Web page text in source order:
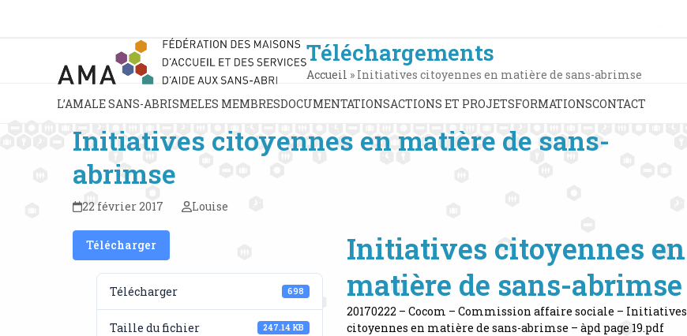
L’AMALE SANS-ABRISMELES MEMBRESDOCUMENTATIONSACTIONS ET PROJETSFORMATIONSCONTACT
Téléchargements
Accueil » Initiatives citoyennes en matière de sans-abrimse
Initiatives citoyennes en matière de sans-
abrimse
22 février 2017 Louise
Télécharger
Télécharger 698
Taille du fichier 247.14 KB
Initiatives citoyennes en
matière de sans-abrimse
20170222 – Cocom – Commission affaire sociale – Initiatives
citoyennes en matière de sans-abrimse – àpd page 19.pdf